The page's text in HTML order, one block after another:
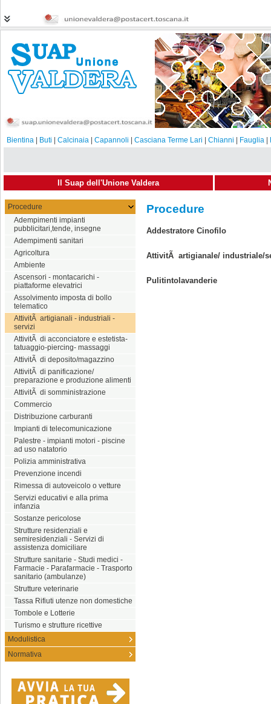
Bientina Buti Calcinaia Capannoli Casciana Terme Lari Chianni Fauglia
Il Suap dell'Unione Valdera
Procedure
Adempimenti impianti
pubblicitari,tende, insegne
Adempimenti sanitari
Agricoltura
Ambiente
Ascensori - montacarichi -
piattaforme elevatrici
Assolvimento imposta di bollo
telematico
AttivitÃ artigianali - industriali -
servizi
AttivitÃ di acconciatore e estetista-
tatuaggio-piercing- massaggi
AttivitÃ di deposito/magazzino
AttivitÃ di panificazione/
preparazione e produzione alimenti
AttivitÃ di somministrazione
Commercio
Distribuzione carburanti
Impianti di telecomunicazione
Palestre - impianti motori - piscine
ad uso natatorio
Polizia amministrativa
Prevenzione incendi
Rimessa di autoveicolo o vetture
Servizi educativi e alla prima
infanzia
Sostanze pericolose
Strutture residenziali e
semiresidenziali - Servizi di
assistenza domiciliare
Strutture sanitarie - Studi medici -
Farmacie - Parafarmacie - Trasporto
sanitario (ambulanze)
Strutture veterinarie
Tassa Rifiuti utenze non domestiche
Tombole e Lotterie
Turismo e strutture ricettive
Modulistica
Normativa
Procedure
Addestratore Cinofilo
AttivitÃ artigianale/ industriale/
Pulitintolavanderie